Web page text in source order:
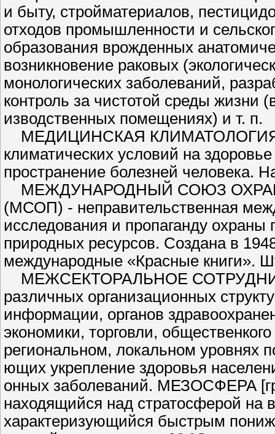
и быту, стройматериалов,
отходов промышленности и
образования врожденных
возникновение раковых
монологических заболеваний,
контроль за чистотой среды жизни
изводственных помещениях) и т. п.
МЕДИЦИНСКАЯ КЛИМАТО­ЛОГИЯ —
климатических условий на
пространение болезней человека.
МЕЖДУНАРОДНЫЙ СОЮЗ
(МСОП) - непра­вительственная
исследования и пропа­ганду
природных ресурсов. Создана в
международные «Красные книги».
МЕЖСЕКТОРАЛЬНОЕ
различных организационных
информации, органов
экономики, торговли,
региональном, локальном уровнях
ющих укрепление здоровья
онных заболеваний. МЕЗОСФЕРА
находящийся над стратосферой
характеризующийся быстрым